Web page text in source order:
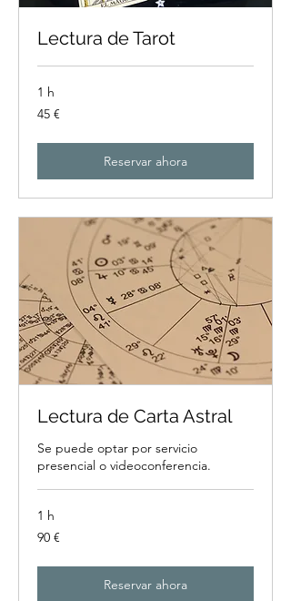
Lectura de Tarot
1 h
45
euros
45 €
Reservar ahora
Lectura de Carta Astral
Se puede optar por servicio
presencial o videoconferencia.
1 h
90
euros
90 €
Reservar ahora